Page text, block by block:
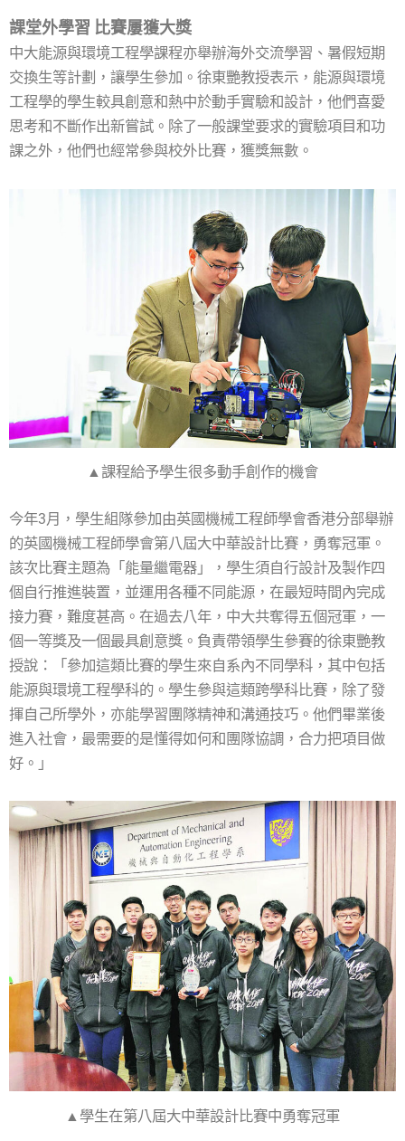
課堂外學習 比賽屢獲大獎
中大能源與環境工程學課程亦舉辦海外交流學習、暑假短期
交換生等計劃，讓學生參加。徐東艷教授表示，能源與環境
工程學的學生較具創意和熱中於動手實驗和設計，他們喜愛
思考和不斷作出新嘗試。除了一般課堂要求的實驗項目和功
課之外，他們也經常參與校外比賽，獲獎無數。
▲課程給予學生很多動手創作的機會
今年3月，學生組隊參加由英國機械工程師學會香港分部舉辦
的英國機械工程師學會第八屆大中華設計比賽，勇奪冠軍。
該次比賽主題為「能量繼電器」，學生須自行設計及製作四
個自行推進裝置，並運用各種不同能源，在最短時間內完成
接力賽，難度甚高。在過去八年，中大共奪得五個冠軍，一
個一等獎及一個最具創意獎。負責帶領學生參賽的徐東艷教
授說：「參加這類比賽的學生來自系內不同學科，其中包括
能源與環境工程學科的。學生參與這類跨學科比賽，除了發
揮自己所學外，亦能學習團隊精神和溝通技巧。他們畢業後
進入社會，最需要的是懂得如何和團隊協調，合力把項目做
好。」
▲學生在第八屆大中華設計比賽中勇奪冠軍